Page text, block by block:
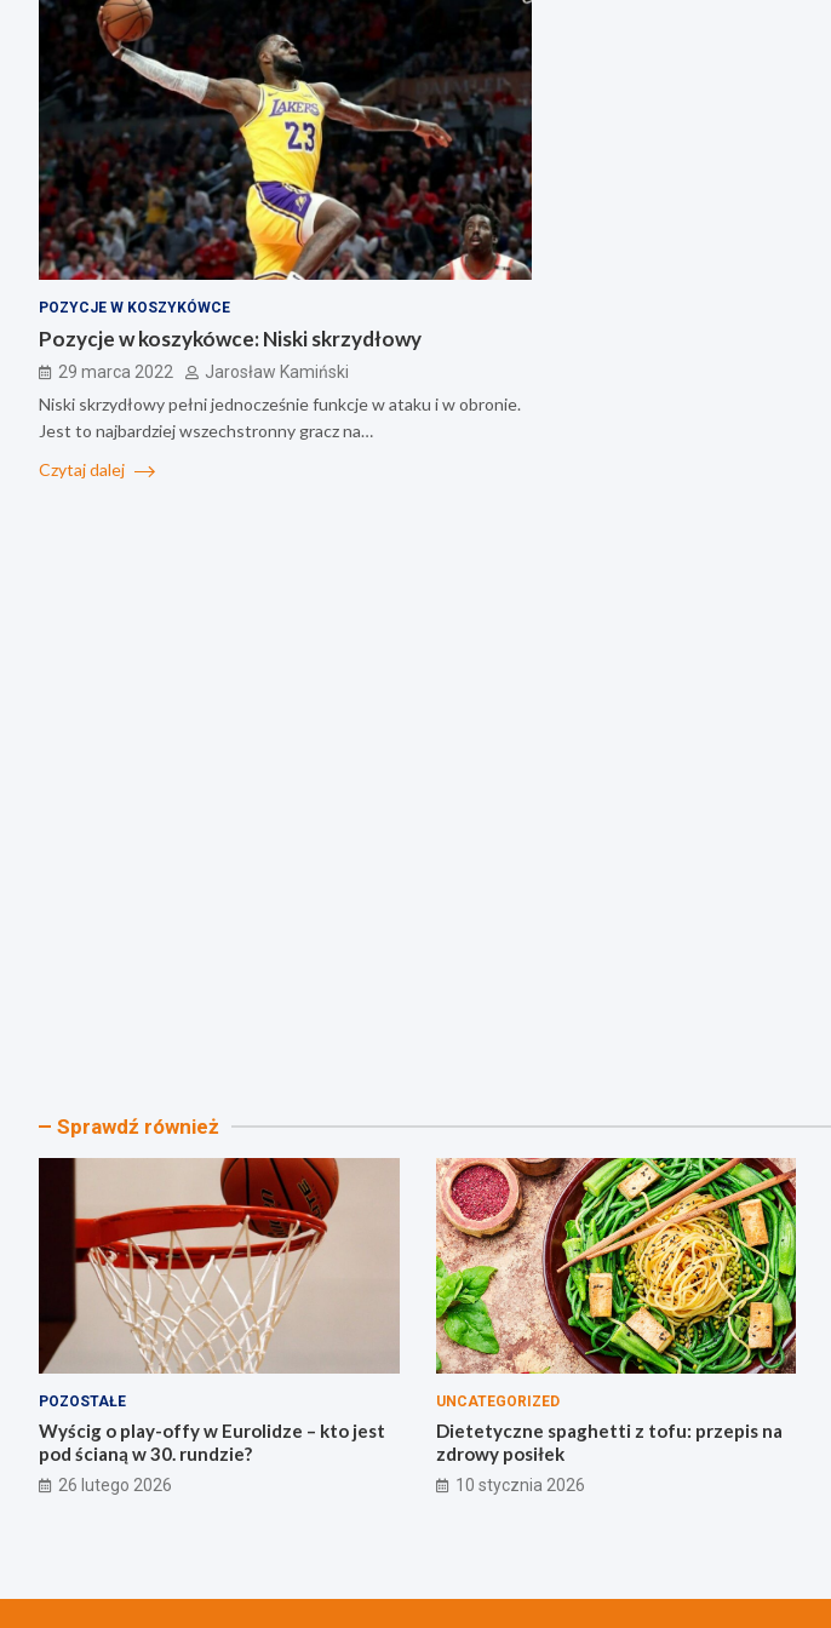
POZYCJE W KOSZYKÓWCE
Pozycje w koszykówce: Niski skrzydłowy
29 marca 2022 Jarosław Kamiński
Niski skrzydłowy pełni jednocześnie funkcje w ataku i w obronie.
Jest to najbardziej wszechstronny gracz na…
Czytaj dalej
Sprawdź również
POZOSTAŁE
Wyścig o play-offy w Eurolidze – kto jest
pod ścianą w 30. rundzie?
26 lutego 2026
UNCATEGORIZED
Dietetyczne spaghetti z tofu: przepis na
zdrowy posiłek
10 stycznia 2026